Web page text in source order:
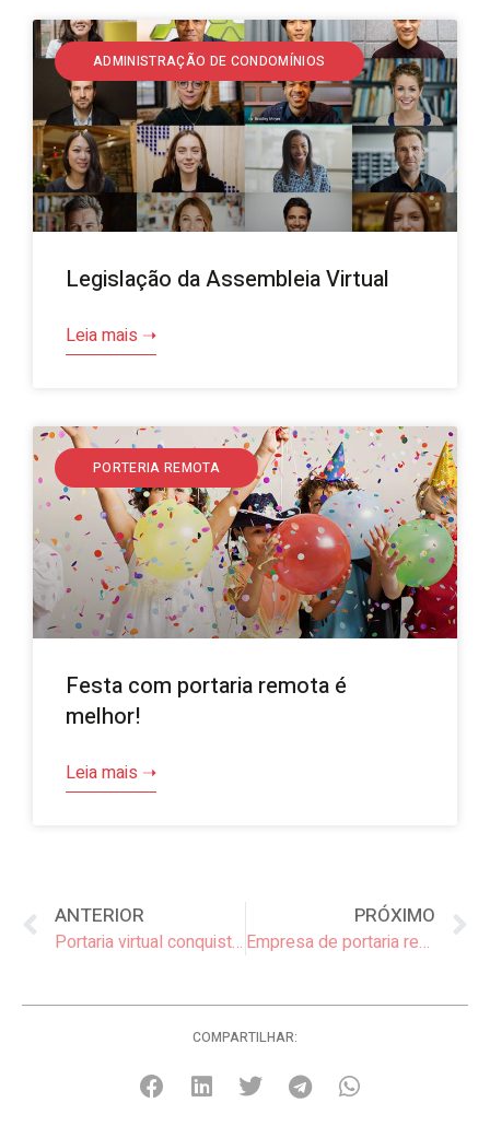
ADMINISTRAÇÃO DE CONDOMÍNIOS
Legislação da Assembleia Virtual
Leia mais ➝
PORTERIA REMOTA
Festa com portaria remota é
melhor!
Leia mais ➝
ANTERIOR
Portaria virtual conquista cada vez mais condomínios
PRÓXIMO
Empresa de portaria remota, como escolher?
COMPARTILHAR: